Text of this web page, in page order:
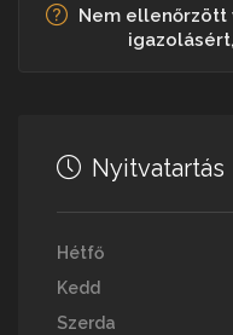
Nem ellenőrzött
Nyitvatartás
Hétfő
Kedd
Szerda